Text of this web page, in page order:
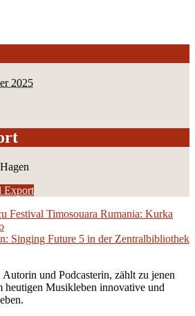
2025
Export
Festival Timosouara Rumania: Kurka
Singing Future 5 in der Zentralbibliothek
und Podcasterin, zählt zu jenen
heutigen Musikleben innovative und